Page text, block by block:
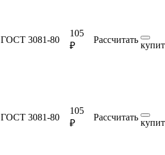
ГОСТ 3081-80
105
₽
Рассчитать
ГОСТ 3081-80
105
₽
Рассчитать